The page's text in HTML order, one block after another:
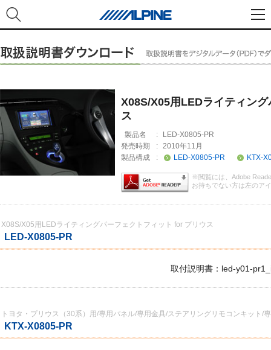
X08S/X05用LEDライティン
ス
製品名 :
LED-X0805-PR
発売時期
: 2010年11月
製品構成
: LED-X0805-PR KTX-
※閲覧には、Adobe
お持ちでない方は左のア
X08S/X05用LEDライティングパーフェクトフィット for プリウス
LED-X0805-PR
取付説明書：led-y01-
トヨタ・プリウス（30系）用/専用パネル/専用金具/ステアリングリモコンキット
KTX-X0805-PR